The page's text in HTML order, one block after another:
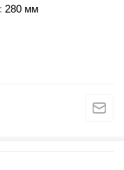
280 мм